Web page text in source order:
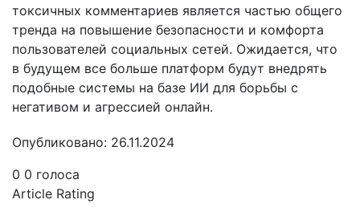
токсичных комментариев является частью общего
тренда на повышение безопасности и комфорта
пользователей социальных сетей. Ожидается, что
в будущем все больше платформ будут внедрять
подобные системы на базе ИИ для борьбы с
негативом и агрессией онлайн.
Опубликовано: 26.11.2024
0 0 голоса
Article Rating